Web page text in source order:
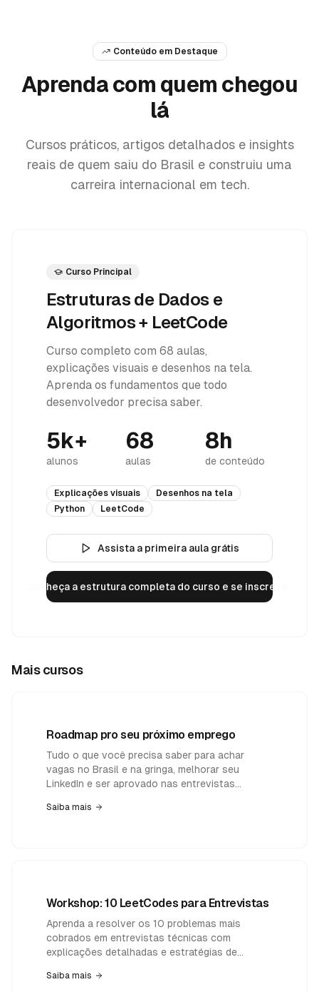
Conteúdo em Destaque
Aprenda com quem chegou
lá
Cursos práticos, artigos detalhados e insights
reais de quem saiu do Brasil e construiu uma
carreira internacional em tech.
Curso Principal
Estruturas de Dados e
Algoritmos + LeetCode
Curso completo com 68 aulas,
explicações visuais e desenhos na tela.
Aprenda os fundamentos que todo
desenvolvedor precisa saber.
5k+
alunos
68
aulas
8h
de conteúdo
Explicações visuais
Desenhos na tela
Python
LeetCode
Assista a primeira aula grátis
Conheça a estrutura completa do curso e se inscreva
Mais cursos
Roadmap pro seu próximo emprego
Tudo o que você precisa saber para achar
vagas no Brasil e na gringa, melhorar seu
LinkedIn e ser aprovado nas entrevistas
Saiba mais
Workshop: 10 LeetCodes para Entrevistas
Aprenda a resolver os 10 problemas mais
cobrados em entrevistas técnicas com
explicações detalhadas e estratégias de
Saiba mais